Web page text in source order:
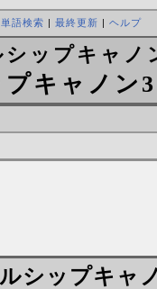
単語検索 | 最終更新 | ヘルプ
ップキャノ
キャノン
シップキャ